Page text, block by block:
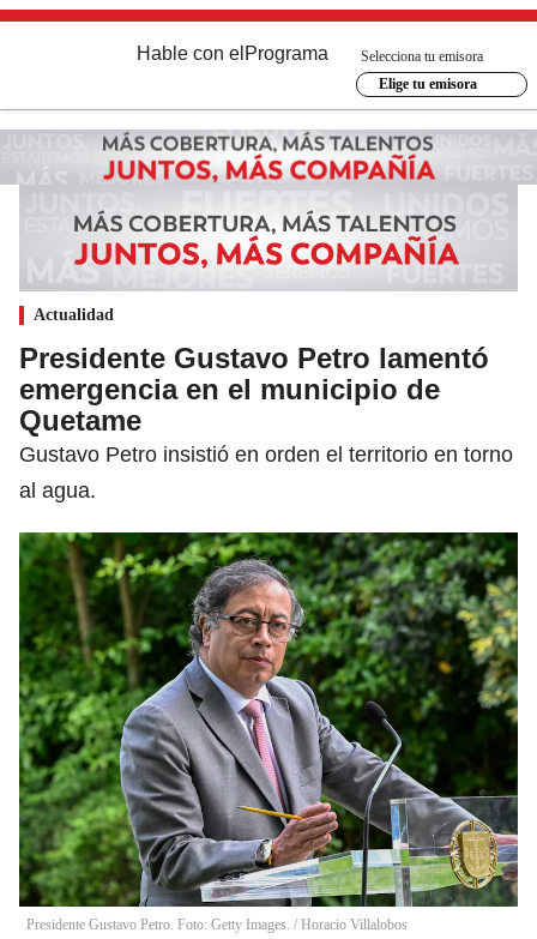
Hable con el Programa
Selecciona tu emisora
Elige tu emisora
Actualidad
Presidente Gustavo Petro lamentó
emergencia en el municipio de
Quetame
Gustavo Petro insistió en orden el territorio en torno
al agua.
Presidente Gustavo Petro. Foto: Getty Images. / Horacio Villalobos